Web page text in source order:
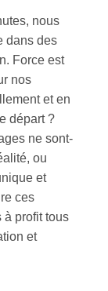
nous
dans des
Force est
nos
et en
départ ?
ne sont-
ou
et
ces
à profit tous
et